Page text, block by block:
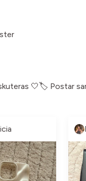
🤍🏷️ Postar